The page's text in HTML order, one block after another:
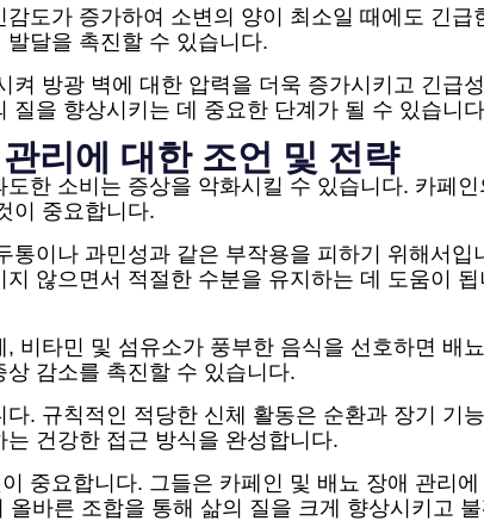
도가 증가하여 소변의 양이 최소일 때에도 긴
달을 촉진할 수 있습니다.
방광 벽에 대한 압력을 더욱 증가시키고 긴급
을 향상시키는 데 중요한 단계가 될 수 있습니
리에 대한 조언 및 전략
한 소비는 증상을 악화시킬 수 있습니다. 카페
이 중요합니다.
이나 과민성과 같은 부작용을 피하기 위해서
않으면서 적절한 수분을 유지하는 데 도움이
비타민 및 섬유소가 풍부한 음식을 선호하면 배
감소를 촉진할 수 있습니다.
. 규칙적인 적당한 신체 활동은 순환과 장기 기
건강한 접근 방식을 완성합니다.
중요합니다. 그들은 카페인 및 배뇨 장애 관리
바른 조합을 통해 삶의 질을 크게 향상시키고